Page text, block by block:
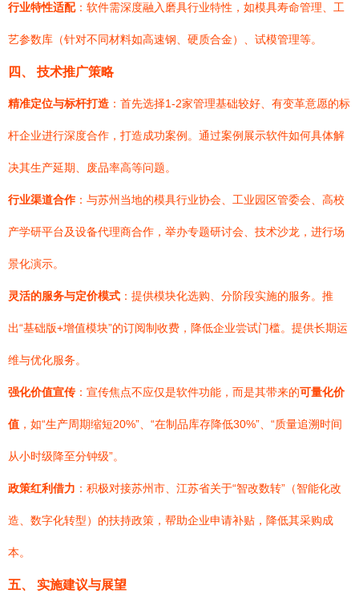
行业特性适配：软件需深度融入磨具行业特性，如模具寿命管理、工
艺参数库（针对不同材料如高速钢、硬质合金）、试模管理等。
四、 技术推广策略
精准定位与标杆打造 ：首先选择1-2家管理基础较好、有变革意愿的标
杆企业进行深度合作，打造成功案例。通过案例展示软件如何具体解
决其生产延期、废品率高等问题。
行业渠道合作：与苏州当地的模具行业协会、工业园区管委会、高校
产学研平台及设备代理商合作，举办专题研讨会、技术沙龙，进行场
景化演示。
灵活的服务与定价模式 ：提供模块化选购、分阶段实施的服务。推
出“基础版+增值模块”的订阅制收费，降低企业尝试门槛。提供长期运
维与优化服务。
强化价值宣传 ：宣传焦点不应仅是软件功能，而是其带来的可量化价
值 ，如“生产周期缩短20%”、“在制品库存降低30%”、“质量追溯时间
从小时级降至分钟级”。
政策红利借力 ：积极对接苏州市、江苏省关于“智改数转”（智能化改
造、数字化转型）的扶持政策，帮助企业申请补贴，降低其采购成
本。
五、 实施建议与展望